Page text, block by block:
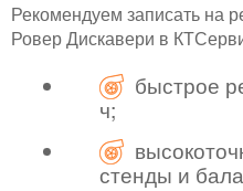
Рекомендуем записать на
Ровер Дискавери в
быстрое
ч;
стенды и